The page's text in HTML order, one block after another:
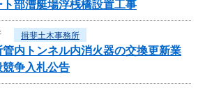
部漕艇場浮桟橋設置工事
揖斐土木事務所
管内トンネル内消火器の交換更新業
争入札公告